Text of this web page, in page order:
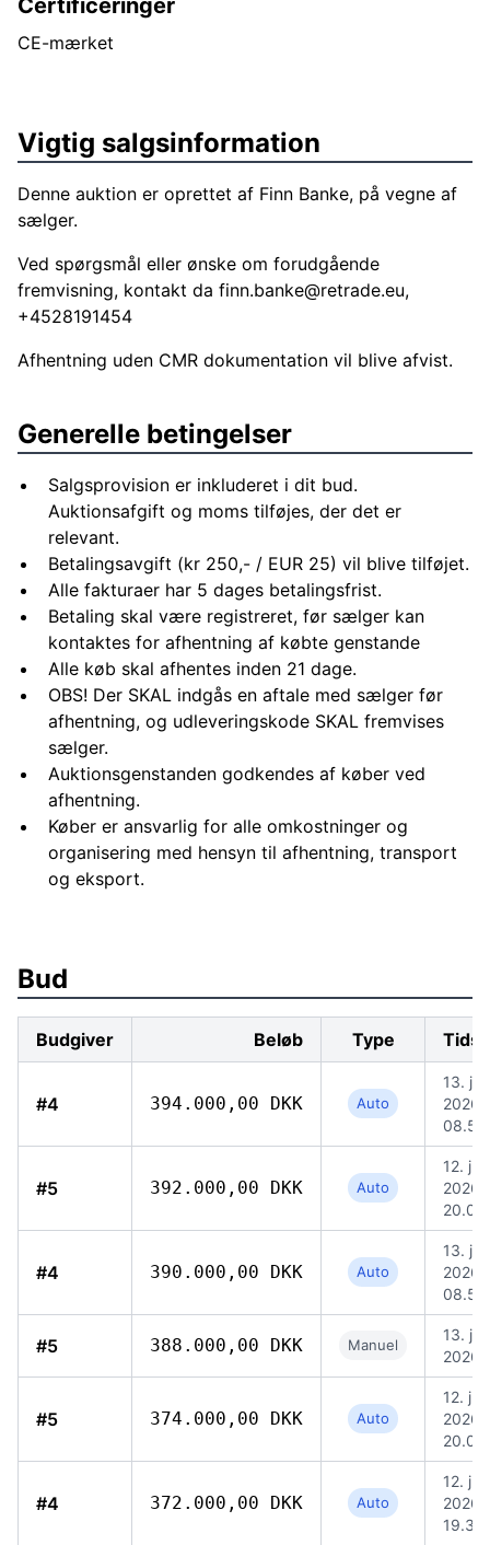
Certificeringer
CE-mærket
Vigtig salgsinformation
Denne auktion er oprettet af Finn Banke, på vegne af
sælger.
Ved spørgsmål eller ønske om forudgående
fremvisning, kontakt da finn.banke@retrade.eu,
+4528191454
Afhentning uden CMR dokumentation vil blive afvist.
Generelle betingelser
Salgsprovision er inkluderet i dit bud.
Auktionsafgift og moms tilføjes, der det er
relevant.
Betalingsavgift (kr 250,- / EUR 25) vil blive tilføjet.
Alle fakturaer har 5 dages betalingsfrist.
Betaling skal være registreret, før sælger kan
kontaktes for afhentning af købte genstande
Alle køb skal afhentes inden 21 dage.
OBS! Der SKAL indgås en aftale med sælger før
afhentning, og udleveringskode SKAL fremvises
sælger.
Auktionsgenstanden godkendes af køber ved
afhentning.
Køber er ansvarlig for alle omkostninger og
organisering med hensyn til afhentning, transport
og eksport.
Bud
Budgiver Beløb Type
#4 394.000,00 DKK Auto
13. jul.
2026,
08.54
#5 392.000,00 DKK Auto
12. jul.
2026,
20.09
#4 390.000,00 DKK Auto
13. jul.
2026,
08.54
#5 388.000,00 DKK Manuel
13. jul.
2026,
#5 374.000,00 DKK Auto
12. jul.
2026,
20.09
#4 372.000,00 DKK Auto
12. jul.
2026,
19.39